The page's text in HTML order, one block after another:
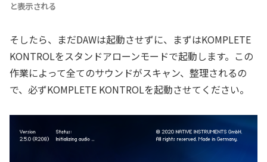
と表示される
そしたら、まだDAWは起動させずに、まずはKOMPLETE
KONTROLをスタンドアローンモードで起動します。この
作業によって全てのサウンドがスキャン、整理されるの
で、必ずKOMPLETE KONTROLを起動させてください。